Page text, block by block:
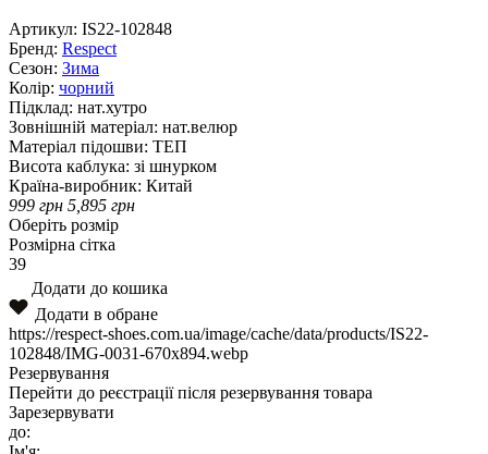
Артикул: IS22-102848
Бренд: Respect
Сезон: Зима
Колір: чорний
Підклад: нат.хутро
Зовнішній матеріал: нат.велюр
Матеріал підошви: ТЕП
Висота каблука: зі шнурком
Країна-виробник: Китай
999 грн 5,895 грн
Оберіть розмір
Розмірна сітка
39
Додати до кошика
Додати в обране
https://respect-shoes.com.ua/image/cache/data/products/IS22-
102848/IMG-0031-670x894.webp
Резервування
Перейти до реєстрації після резервування товара
Зарезервувати
до: